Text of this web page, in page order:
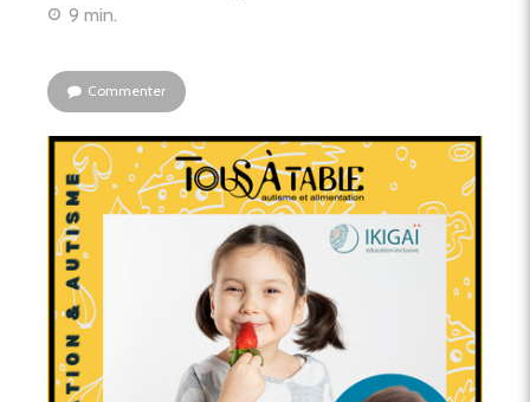
9 min.
Commenter